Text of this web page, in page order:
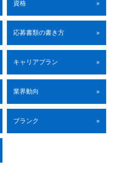
資格 »
応募書類の書き方 »
キャリアプラン »
業界動向 »
ブランク »